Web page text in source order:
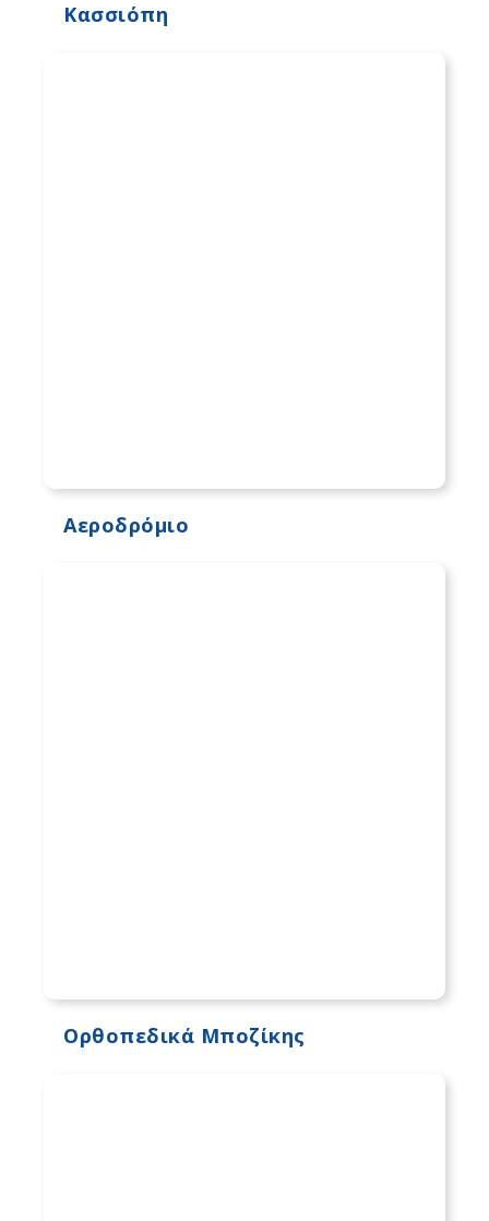
Κασσιόπη
Αεροδρόμιο
Ορθοπεδικά Μποζίκης